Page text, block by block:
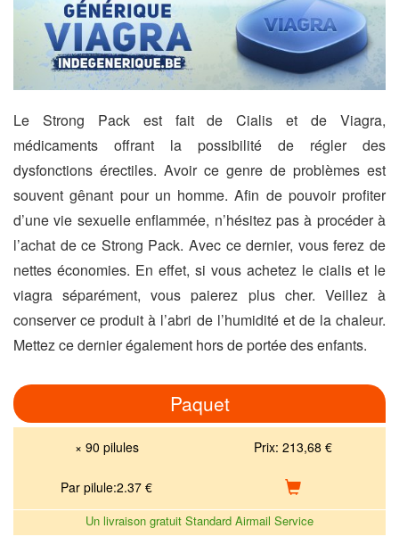
Le Strong Pack est fait de Cialis et de Viagra,
médicaments offrant la possibilité de régler des
dysfonctions érectiles. Avoir ce genre de problèmes est
souvent gênant pour un homme. Afin de pouvoir profiter
d’une vie sexuelle enflammée, n’hésitez pas à procéder à
l’achat de ce Strong Pack. Avec ce dernier, vous ferez de
nettes économies. En effet, si vous achetez le cialis et le
viagra séparément, vous paierez plus cher. Veillez à
conserver ce produit à l’abri de l’humidité et de la chaleur.
Mettez ce dernier également hors de portée des enfants.
Paquet
× 90 pilules Prix: 213,68 €
Par pilule:2.37 €
Un livraison gratuit Standard Airmail Service